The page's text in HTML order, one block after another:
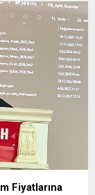
Fiyatlarına